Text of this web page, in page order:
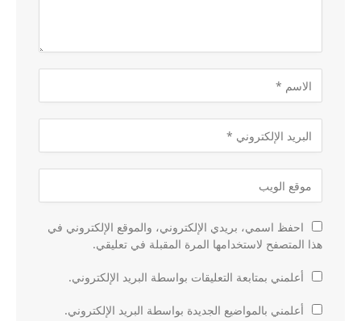
احفظ اسمي، بريدي الإلكتروني، والموقع الإلكتروني في
هذا المتصفح لاستخدامها المرة المقبلة في تعليقي.
أعلمني بمتابعة التعليقات بواسطة البريد الإلكتروني.
أعلمني بالمواضيع الجديدة بواسطة البريد الإلكتروني.